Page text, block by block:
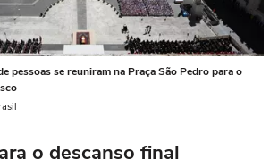
pessoas se reuniram na Praça São Pedro para o
o descanso final